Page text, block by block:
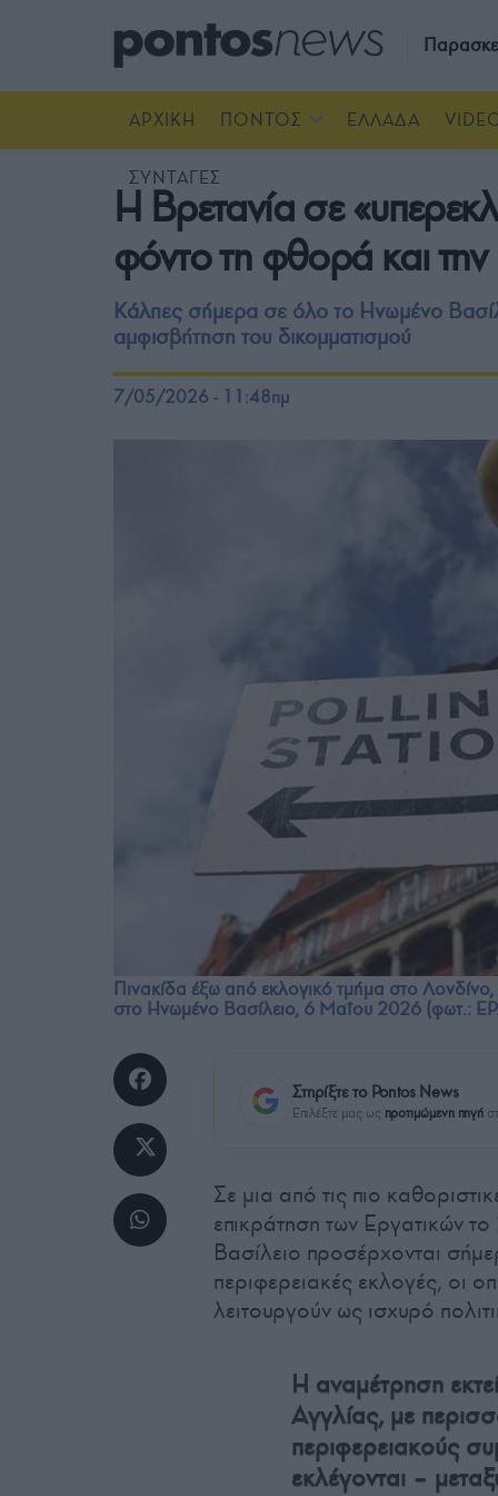
ΑΡΧΙΚΗ ΠΟΝΤΟΣ ΕΛΛΑΔΑ
ΣΥΝΤΑΓΕΣ
Η Βρετανία σε
φόντο τη φθορά και την
Κάλπες σήμερα σε όλο το Ηνωμένο
αμφισβήτηση του δικομματισμού
7/05/2026 - 11:48πμ
Πινακίδα έξω από εκλογικό τμήμα στο
στο Ηνωμένο Βασίλειο, 6 Μαΐου 2026 (φωτ.:
Στηρίξτε το Pontos News
Επιλέξτε μας ως προτιμώμενη πηγή
Σε μια από τις πιο
επικράτηση των Εργατικών
Βασίλειο προσέρχονται
περιφερειακές εκλογές, οι
λειτουργούν ως ισχυρό
Η αναμέτρηση
Αγγλίας, με
περιφερειακούς
εκλέγονται –